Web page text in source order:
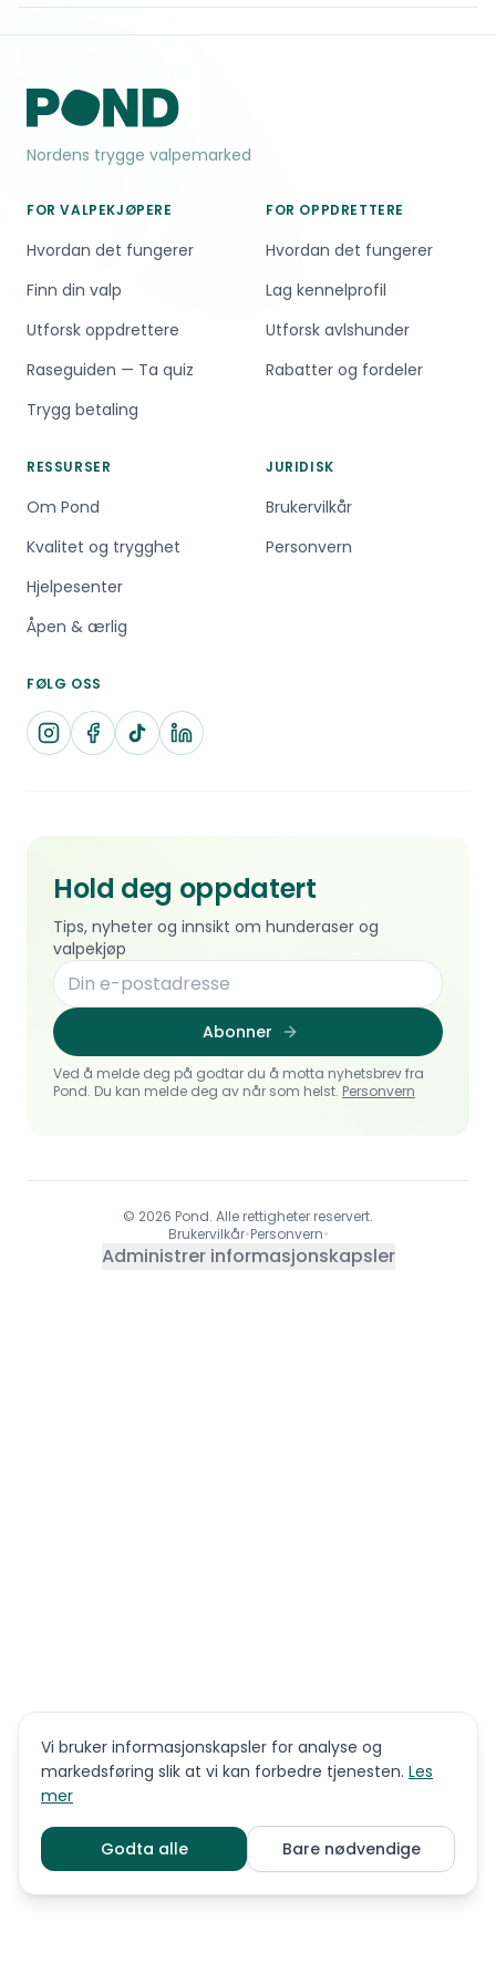
Nordens trygge valpemarked
FOR VALPEKJØPERE
Hvordan det fungerer
Finn din valp
Utforsk oppdrettere
Raseguiden — Ta quiz
Trygg betaling
FOR OPPDRETTERE
Hvordan det fungerer
Lag kennelprofil
Utforsk avlshunder
Rabatter og fordeler
RESSURSER
Om Pond
Kvalitet og trygghet
Hjelpesenter
Åpen & ærlig
JURIDISK
Brukervilkår
Personvern
FØLG OSS
Hold deg oppdatert
Tips, nyheter og innsikt om hunderaser og
valpekjøp
Abonner
Ved å melde deg på godtar du å motta nyhetsbrev fra
Pond. Du kan melde deg av når som helst. Personvern
© 2026 Pond. Alle rettigheter reservert.
Brukervilkår•Personvern•
Administrer informasjonskapsler
Vi bruker informasjonskapsler for analyse og
markedsføring slik at vi kan forbedre tjenesten. Les
mer
Godta alle Bare nødvendige